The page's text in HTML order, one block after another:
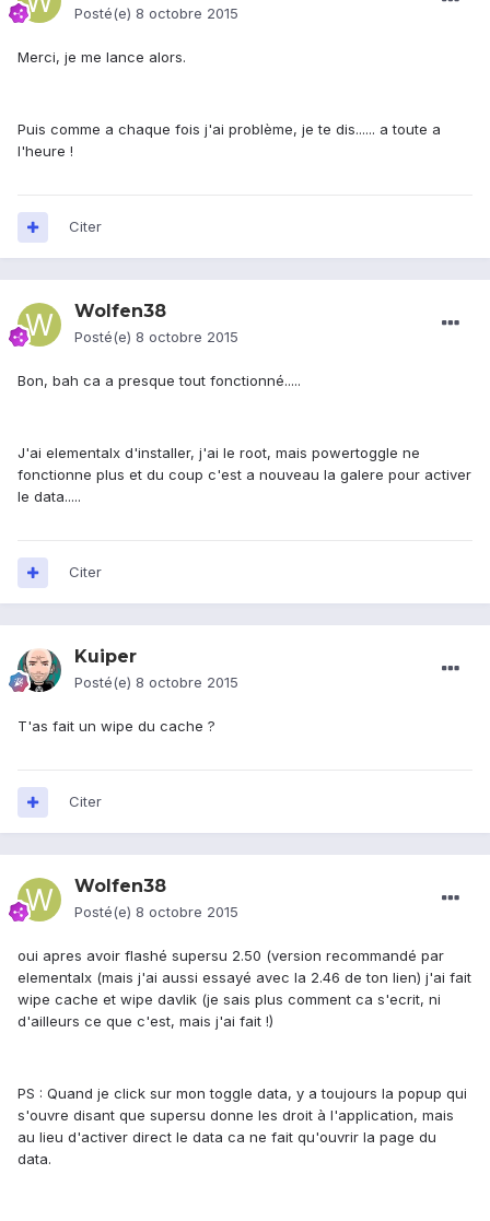
Posté(e) 8 octobre 2015
Merci, je me lance alors.
Puis comme a chaque fois j'ai problème, je te dis...... a toute a
l'heure !
Citer
Wolfen38
Posté(e) 8 octobre 2015
Bon, bah ca a presque tout fonctionné.....
J'ai elementalx d'installer, j'ai le root, mais powertoggle ne
fonctionne plus et du coup c'est a nouveau la galere pour activer
le data.....
Citer
Kuiper
Posté(e) 8 octobre 2015
T'as fait un wipe du cache ?
Citer
Wolfen38
Posté(e) 8 octobre 2015
oui apres avoir flashé supersu 2.50 (version recommandé par
elementalx (mais j'ai aussi essayé avec la 2.46 de ton lien) j'ai fait
wipe cache et wipe davlik (je sais plus comment ca s'ecrit, ni
d'ailleurs ce que c'est, mais j'ai fait !)
PS : Quand je click sur mon toggle data, y a toujours la popup qui
s'ouvre disant que supersu donne les droit à l'application, mais
au lieu d'activer direct le data ca ne fait qu'ouvrir la page du
data.